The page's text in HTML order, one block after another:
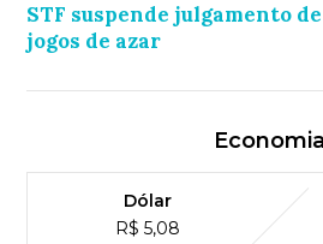
STF suspende julgamento
jogos de azar
Economia
Dólar
R$ 5,08